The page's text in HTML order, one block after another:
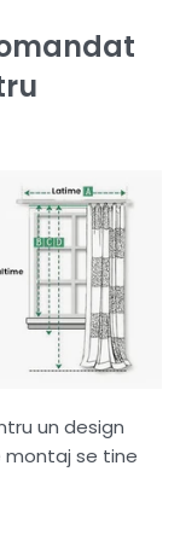
un design
montaj se tine